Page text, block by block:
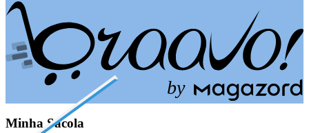
by
Minha Sacola